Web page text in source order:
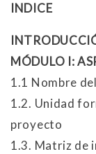
INDICE
MÓDULO I:
1.1 Nombre
1.2. Unidad
proyecto
1.3. Matriz de